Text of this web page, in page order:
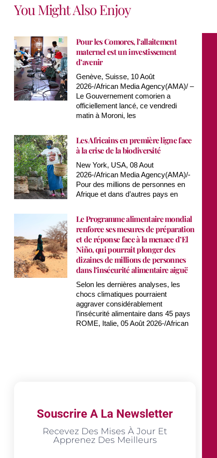
You Might Also Enjoy
Pour les Comores, l’allaitement
maternel est un investissement
d’avenir
Genève, Suisse, 10 Août
2026-/African Media Agency(AMA)/ –
Le Gouvernement comorien a
officiellement lancé, ce vendredi
matin à Moroni, les
Les Africains en première ligne face
à la crise de la biodiversité
New York, USA, 08 Aout
2026-/African Media Agency(AMA)/-
Pour des millions de personnes en
Afrique et dans d’autres pays en
Le Programme alimentaire mondial
renforce ses mesures de préparation
et de réponse face à la menace d’El
Niño, qui pourrait plonger des
dizaines de millions de personnes
dans l’insécurité alimentaire aiguë
Selon les dernières analyses, les
chocs climatiques pourraient
aggraver considérablement
l’insécurité alimentaire dans 45 pays
ROME, Italie, 05 Août 2026-/African
Souscrire A La Newsletter
Recevez Des Mises À Jour Et
Apprenez Des Meilleurs